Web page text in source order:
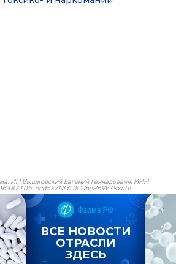
ИП Вышковский Евгений Геннадьевич, ИНН
erid=F7NfYUJCUneP5W79xufv